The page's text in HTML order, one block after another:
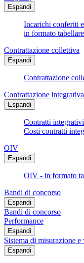
Espandi
Incarichi conferiti
in formato tabellare
Contrattazione collettiva
Espandi
Contrattazione
Contrattazione integrativa
Espandi
Contratti integrativi
Costi contratti
OIV
Espandi
OIV - in formato
Bandi di concorso
Espandi
Bandi di concorso
Performance
Espandi
Sistema di misurazione
Espandi